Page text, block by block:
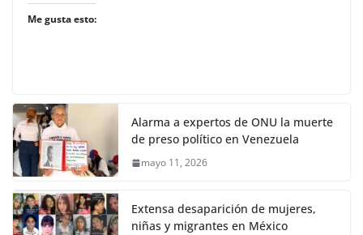
Me gusta esto:
Alarma a expertos de ONU la muerte
de preso político en Venezuela
mayo 11, 2026
Extensa desaparición de mujeres,
niñas y migrantes en México